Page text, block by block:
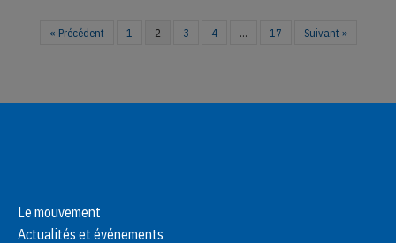
« Précédent 1 2 3 4 … 17 Suivant »
Le mouvement
Actualités et événements